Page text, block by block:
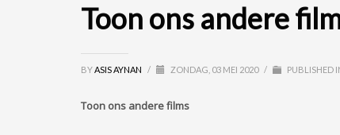
Toon ons andere
BYASIS AYNAN / ZONDAG, 03 MEI 2020 / PUBLISHED
Toon ons andere films